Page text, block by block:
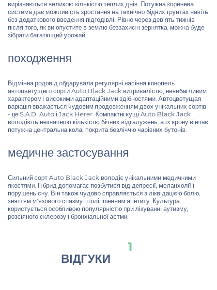
вирізняються великою кількістю теплих днів. Потужна коренева
система дає можливість зростання на технічно бідних грунтах навіть
без додаткового введення підгодівлі. Рівно через дев'ять тижнів
після того, як ви опустите в землю беззахисні зернятка, можна буде
зібрати багатющий урожай.
походження
Відмінна родовід обдарувала регулярні насіння конопель
автоцветущего сорти Auto Black Jack витривалістю, невибагливим
характером і високими адаптаційними здібностями. Автоцветущая
варіація вважається чудовим продовженням двох унікальних сортів
- це S.A.D. Auto і Jack Herer. Компактні кущі Auto Black Jack
володіють незначною кількістю бічних відгалужень, а їх крону вінчає
потужна центральна кола, покрита безліччю чарівних бутонів.
медичне застосування
Сильний сорт Auto Black Jack володіє унікальними медичними
якостями. Гібрид допомагає позбутися від депресії, меланхолії і
порушень сну. Він також чудово справляється з ліквідацією болю,
зняттям м'язового спазму і поліпшенням апетиту. Культура
користується особливою популярністю при лікуванні аутизму,
розсіяного склерозу і бронхіальної астми.
ВІДГУКИ
1